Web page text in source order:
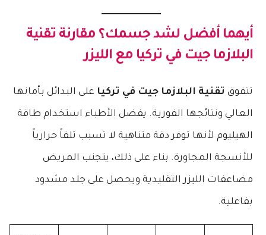
أيهما أفضل لشد جسمك؟ مقارنة تقنية
البلازما جيت في تركيا مع الليزر
​تتفوق تقنية البلازما جيت في تركيا على البدائل بأمانها
العالي ونتائجها الفورية. يفضل الأطباء استخدام طاقة
الهيليوم لأنها توفر دقة متناهية لا تسبب تلفاً حرارياً
للأنسجة المجاورة. بناء على ذلك، يتجنب المريض
مضاعفات الليزر التقليدية ويحصل على جلد مشدود
بفاعلية.